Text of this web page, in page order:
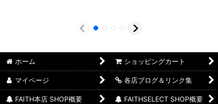
ホーム ショッピングカート
マイページ 各店ブログ＆リンク集
FAITH本店 SHOP概要 FAITHSELECT SHOP概要